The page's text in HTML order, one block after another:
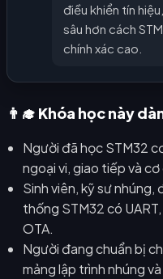
điều khiển tín
sâu hơn cách
chính xác cao.
👨‍🎓 Khóa học này
Người đã học STM32
ngoại vi, giao tiếp và
Sinh viên, kỹ sư nhúng,
thống STM32 có
OTA.
Người đang chuẩn bị
mảng lập trình nhúng